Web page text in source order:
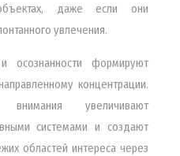
даже если они
увлечения.
осознанности формируют
концентрации.
внимания увеличивают
системами и создают
областей интереса через